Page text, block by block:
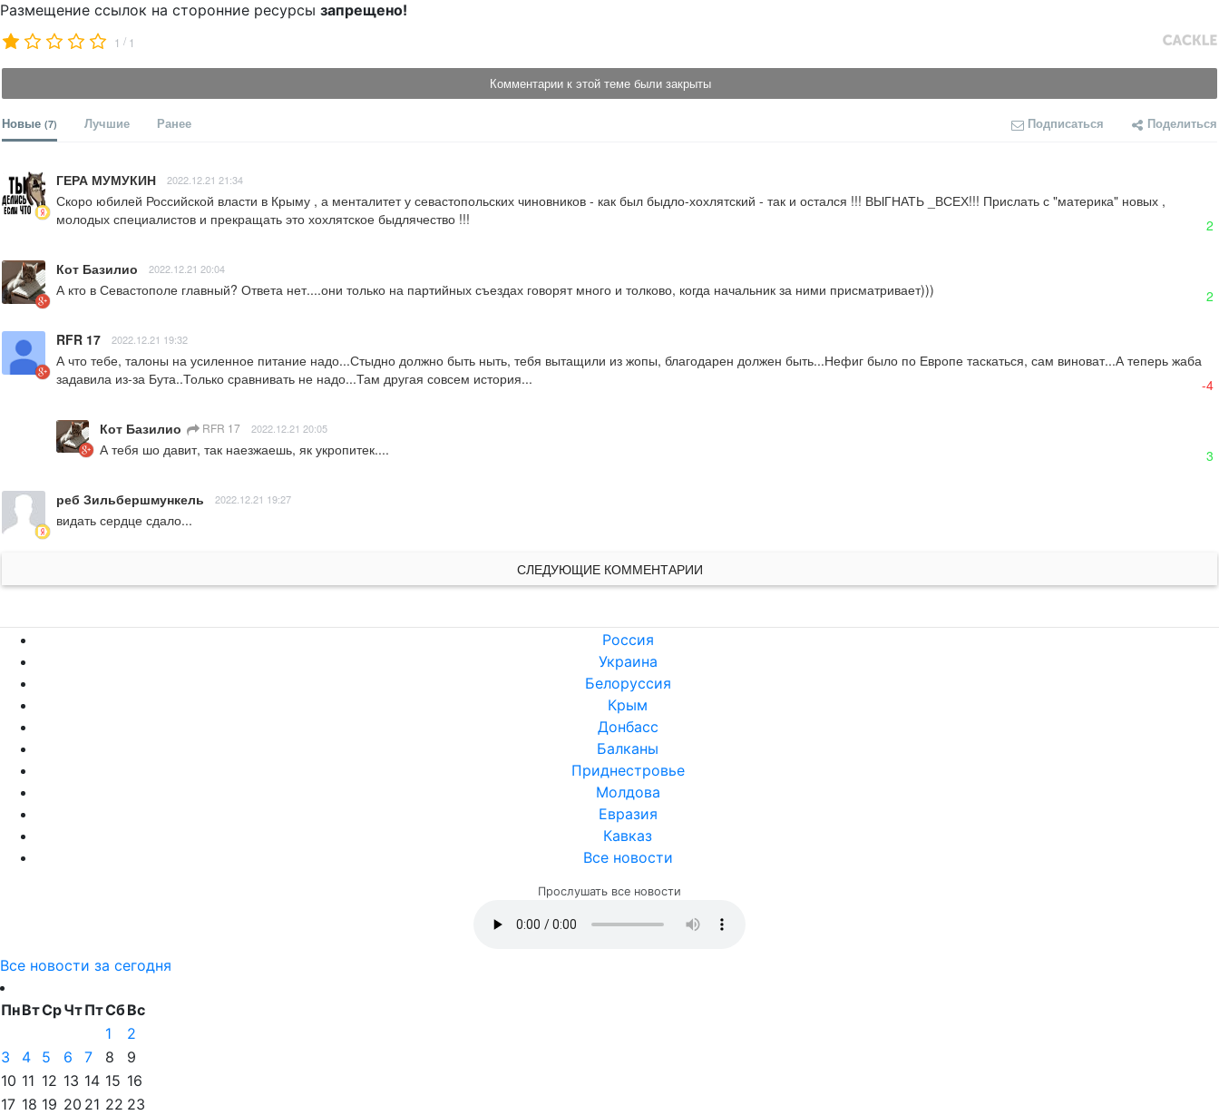
Размещение ссылок на сторонние ресурсы запрещено!
1 / 1
Комментарии к этой теме были закрыты
Новые (7) Лучшие Ранее Подписаться Поделиться
ГЕРА МУМУКИН 2022.12.21 21:34
Скоро юбилей Российской власти в Крыму , а менталитет у севастопольских чиновников - как был быдло-хохлятский - так и остался !!! ВЫГНАТЬ _ВСЕХ!!! Прислать с "материка" новых ,
молодых специалистов и прекращать это хохлятское быдлячество !!!
2
Кот Базилио 2022.12.21 20:04
А кто в Севастополе главный? Ответа нет....они только на партийных съездах говорят много и толково, когда начальник за ними присматривает))) 2
RFR 17 2022.12.21 19:32
А что тебе, талоны на усиленное питание надо...Стыдно должно быть ныть, тебя вытащили из жопы, благодарен должен быть...Нефиг было по Европе таскаться, сам виноват...А теперь жаба
задавила из-за Бута..Только сравнивать не надо...Там другая совсем история...
-4
Кот Базилио RFR 17 2022.12.21 20:05
А тебя шо давит, так наезжаешь, як укропитек.... 3
реб Зильбершмункель 2022.12.21 19:27
видать сердце сдало...
СЛЕДУЮЩИЕ КОММЕНТАРИИ
Россия
Украина
Белоруссия
Крым
Донбасс
Балканы
Приднестровье
Молдова
Евразия
Кавказ
Все новости
Прослушать все новости
Все новости за сегодня
ПнВтСрЧтПтСбВс
1
2
3
4 5 6 7 8
9
10 11 12 13 14 15 16
17 18 19 20 21 22 23